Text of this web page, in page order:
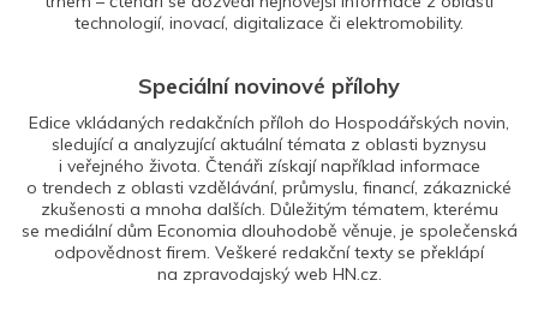
technologií, inovací, digitalizace či elektromobility.
Speciální novinové přílohy
Edice vkládaných redakčních příloh do Hospodářských novin,
sledující a analyzující aktuální témata z oblasti byznysu
i veřejného života. Čtenáři získají například informace
o trendech z oblasti vzdělávání, průmyslu, financí, zákaznické
zkušenosti a mnoha dalších. Důležitým tématem, kterému
se mediální dům Economia dlouhodobě věnuje, je společenská
odpovědnost firem. Veškeré redakční texty se překlápí
na zpravodajský web HN.cz.